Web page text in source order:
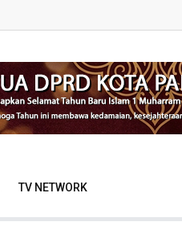
TV NETWORK